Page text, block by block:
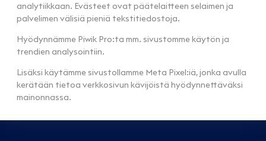
analytiikkaan. Evästeet ovat päätelaitteen selaimen ja
palvelimen välisiä pieniä tekstitiedostoja.
Hyödynnämme Piwik Pro:ta mm. sivustomme käytön ja
trendien analysointiin.
Lisäksi käytämme sivustollamme Meta Pixel:iä, jonka avulla
kerätään tietoa verkkosivun kävijöistä hyödynnettäväksi
mainonnassa.